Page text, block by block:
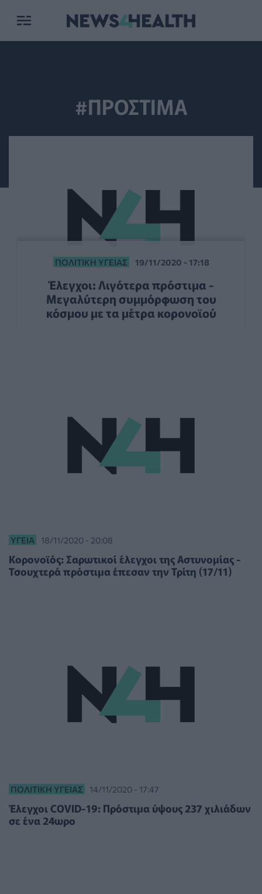
#ΠΡΟΣΤΙΜΑ
ΠΟΛΙΤΙΚΉ ΥΓΕΊΑΣ 19/11/2020 - 17:18
Έλεγχοι: Λιγότερα πρόστιμα -
Μεγαλύτερη συμμόρφωση του
κόσμου με τα μέτρα κορονοϊού
ΥΓΕΊΑ 18/11/2020 - 20:08
Κορονοϊός: Σαρωτικοί έλεγχοι της Αστυνομίας -
Τσουχτερά πρόστιμα έπεσαν την Τρίτη (17/11)
ΠΟΛΙΤΙΚΉ ΥΓΕΊΑΣ 14/11/2020 - 17:47
Έλεγχοι COVID-19: Πρόστιμα ύψους 237 χιλιάδων
σε ένα 24ωρο